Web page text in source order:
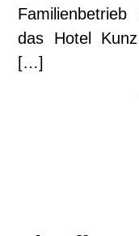
das Hotel
[…]